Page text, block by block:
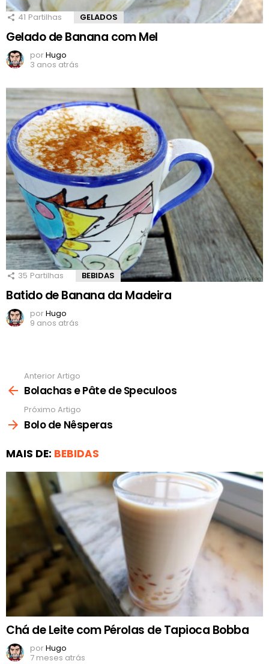
41 Partilhas GELADOS
Gelado de Banana com Mel
porHugo
3 anos atrás
35 Partilhas BEBIDAS
Batido de Banana da Madeira
porHugo
9 anos atrás
mais
Anterior Artigo
Bolachas e Pâte de Speculoos
Próximo Artigo
Bolo de Nêsperas
MAIS DE: BEBIDAS
Chá de Leite com Pérolas de Tapioca Bobba
porHugo
7 meses atrás